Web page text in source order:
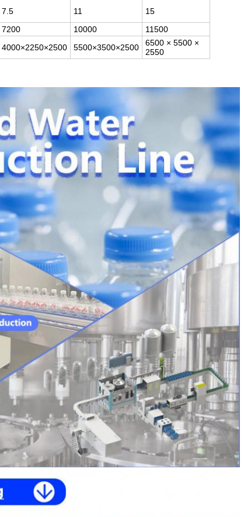
7.5 11
15
7200 10000
11500
4000×2250×2500 5500×3500×2500
6500 × 5500 ×
2550